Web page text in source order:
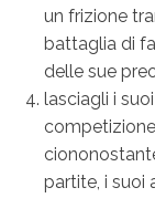
un frizione
battaglia di
delle sue
lasciagli i
partite, i suoi